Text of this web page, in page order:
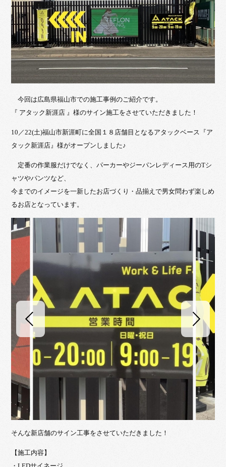
今回は広島県福山市での施工事例のご紹介です。
『 アタック新涯店 』様のサイン施工をさせていただきました！
10／22(土)福山市新涯町に全国１８店舗目となるアタックベース『ア
タック新涯店』様がオープンしました♪
定番の作業服だけでなく、パーカーやジーパンレディース用のTシ
ャツやパンツなど、
今までのイメージを一新したお店づくり・品揃えで男女問わず楽しめ
るお店となっています。
そんな新店舗のサイン工事をさせていただきました！
【施工内容】